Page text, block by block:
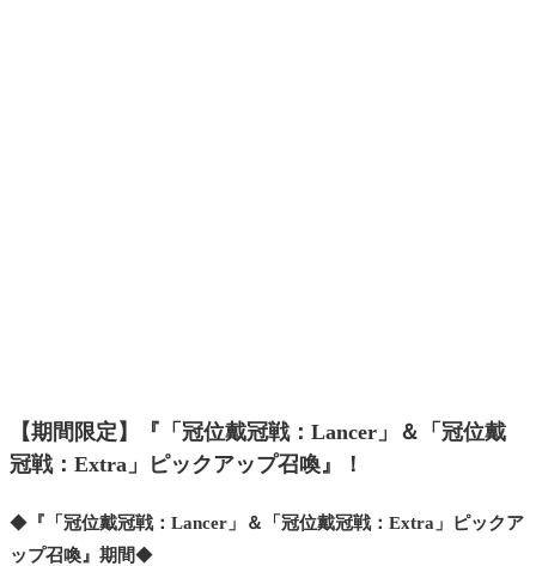
【期間限定】『「冠位戴冠戦：Lancer」＆「冠位戴
冠戦：Extra」ピックアップ召喚』！
◆ 『「冠位戴冠戦：Lancer」＆「冠位戴冠戦：Extra」ピックア
ップ召喚』期間◆